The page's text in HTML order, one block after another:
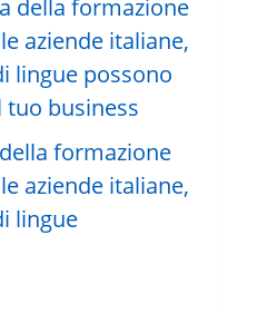
formazione
aziende italiane,
lingue